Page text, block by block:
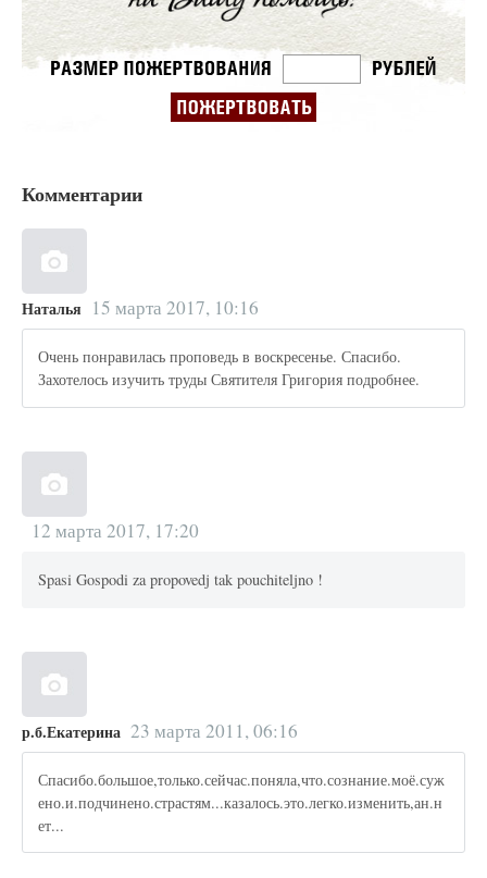
Комментарии
Наталья 15 марта 2017, 10:16
Очень понравилась проповедь в воскресенье. Спасибо.
Захотелось изучить труды Святителя Григория подробнее.
12 марта 2017, 17:20
Spasi Gospodi za propovedj tak pouchiteljno !
р.б.Екатерина 23 марта 2011, 06:16
Спасибо.большое,только.сейчас.поняла,что.сознание.моё.суж
ено.и.подчинено.страстям...казалось.это.легко.изменить,ан.н
ет...